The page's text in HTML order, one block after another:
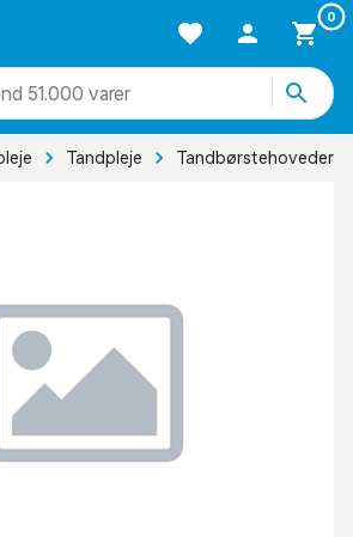
0
51.000 varer
Tandpleje Tandbørstehoveder